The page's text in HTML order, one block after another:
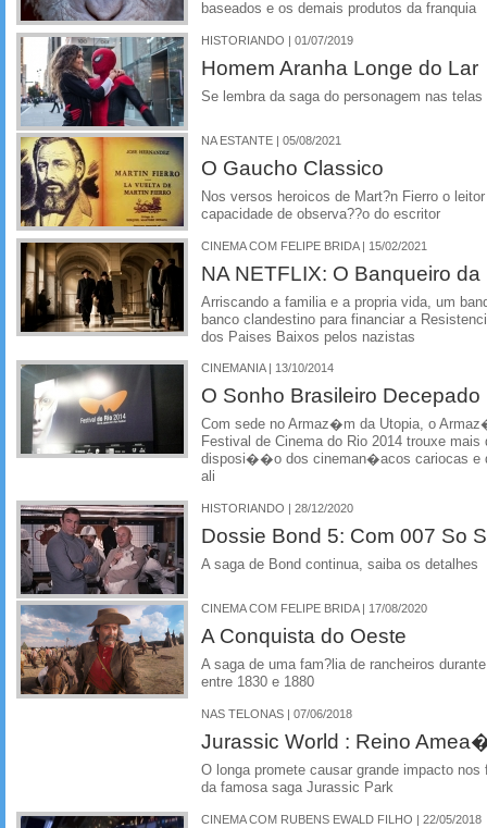
baseados e os demais produtos da franquia
HISTORIANDO | 01/07/2019
Homem Aranha Longe do Lar
Se lembra da saga do personagem nas telas
NA ESTANTE | 05/08/2021
O Gaucho Classico
Nos versos heroicos de Mart?n Fierro o
capacidade de observa??o do escritor
CINEMA COM FELIPE BRIDA | 15/02/2021
NA NETFLIX: O Banqueiro
Arriscando a familia e a propria vida, um
banco clandestino para financiar a
dos Paises Baixos pelos nazistas
CINEMANIA | 13/10/2014
O Sonho Brasileiro Decepado
Com sede no Armaz�m da Utopia, o
Festival de Cinema do Rio 2014 trouxe
disposi��o dos cineman�acos cariocas e
ali
HISTORIANDO | 28/12/2020
Dossie Bond 5: Com 007 So
A saga de Bond continua, saiba os detalhes
CINEMA COM FELIPE BRIDA | 17/08/2020
A Conquista do Oeste
A saga de uma fam?lia de rancheiros
entre 1830 e 1880
NAS TELONAS | 07/06/2018
Jurassic World : Reino
O longa promete causar grande impacto
da famosa saga Jurassic Park
CINEMA COM RUBENS EWALD FILHO | 22/05/2018